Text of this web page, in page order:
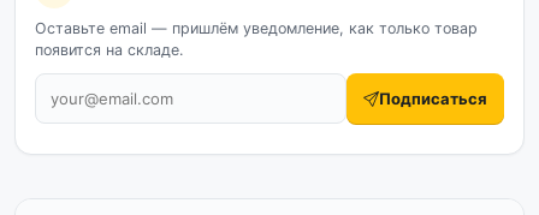
Оставьте email — пришлём уведомление, как только товар
появится на складе.
Подписаться